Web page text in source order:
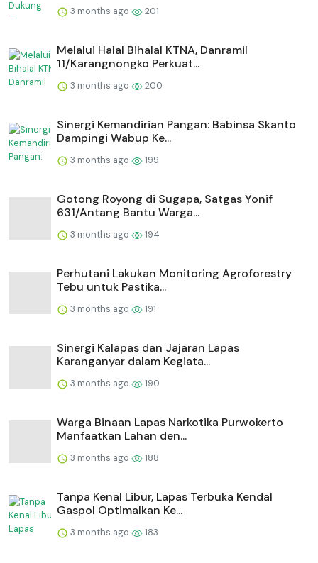
3 months ago 201
Melalui Halal Bihalal KTNA, Danramil
11/Karangnongko Perkuat...
3 months ago 200
Sinergi Kemandirian Pangan: Babinsa Skanto
Dampingi Wabup Ke...
3 months ago 199
Gotong Royong di Sugapa, Satgas Yonif
631/Antang Bantu Warga...
3 months ago 194
Perhutani Lakukan Monitoring Agroforestry
Tebu untuk Pastika...
3 months ago 191
⁠Sinergi Kalapas dan Jajaran Lapas
Karanganyar dalam Kegiata...
3 months ago 190
Warga Binaan Lapas Narkotika Purwokerto
Manfaatkan Lahan den...
3 months ago 188
Tanpa Kenal Libur, Lapas Terbuka Kendal
Gaspol Optimalkan Ke...
3 months ago 183